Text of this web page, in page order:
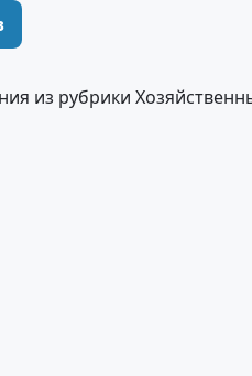
из рубрики